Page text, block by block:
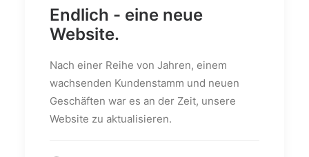
Endlich - eine neue
Website.
Nach einer Reihe von Jahren, einem
wachsenden Kundenstamm und neuen
Geschäften war es an der Zeit, unsere
Website zu aktualisieren.